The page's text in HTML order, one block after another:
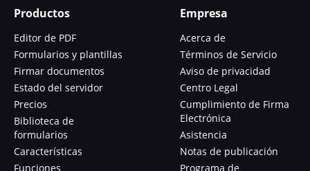
Productos
Editor de PDF
Formularios y plantillas
Firmar documentos
Estado del servidor
Precios
Biblioteca de
formularios
Características
Funciones
Empresa
Acerca de
Términos de Servicio
Aviso de privacidad
Centro Legal
Cumplimiento de Firma
Electrónica
Asistencia
Notas de publicación
Programa de